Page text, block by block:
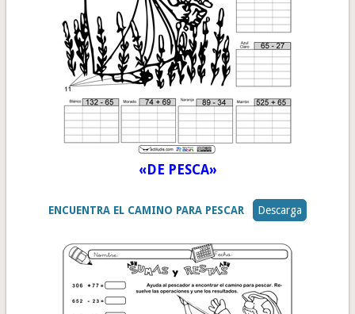
«DE PESCA»
ENCUENTRA EL CAMINO PARA PESCAR Descarga